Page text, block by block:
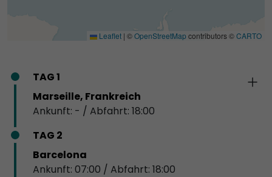
Leaflet | ©OpenStreetMap contributors ©CARTO
TAG 1
Marseille, Frankreich
Ankunft: - / Abfahrt: 18:00
TAG 2
Barcelona
Ankunft: 07:00 / Abfahrt: 18:00